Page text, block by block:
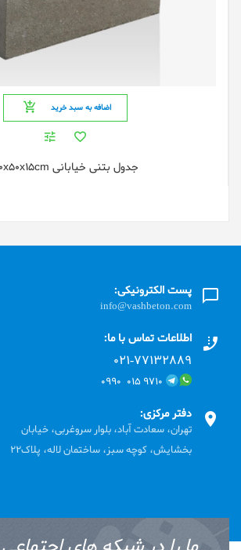
اضافه به سبد خرید
جدول بتنی خیابانی 40x50x15cm
پست الکترونیکی:
info@vashbeton.com
اطلاعات تماس با ما:
۰۲۱-۷۷۱٣۲۸۸۹
۹۷۱۰ ۰۱۵ ۰۹۹۰
دفتر مرکزی:
تهران، سعادت آباد، بلوار سروغربی، خیابان
بخشایش، کوچه سبز، ساختمان لاله، پلاک22